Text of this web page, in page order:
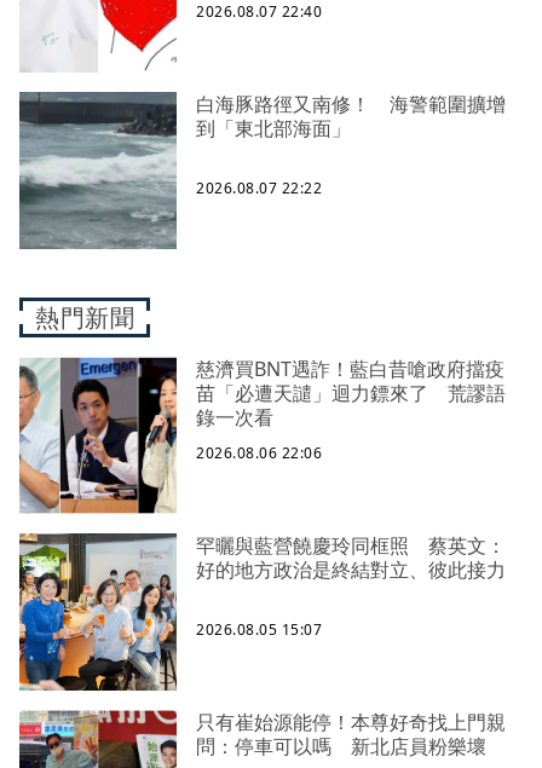
2026.08.07 22:40
白海豚路徑又南修！ 海警範圍擴增
到「東北部海面」
2026.08.07 22:22
熱門新聞
慈濟買BNT遇詐！藍白昔嗆政府擋疫
苗「必遭天譴」迴力鏢來了 荒謬語
錄一次看
2026.08.06 22:06
罕曬與藍營饒慶玲同框照 蔡英文：
好的地方政治是終結對立、彼此接力
2026.08.05 15:07
只有崔始源能停！本尊好奇找上門親
問：停車可以嗎 新北店員粉樂壞